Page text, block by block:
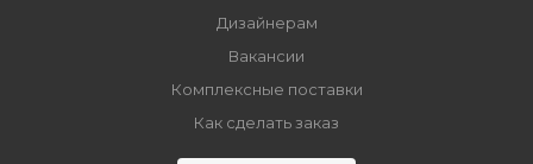
Дизайнерам
Вакансии
Комплексные поставки
Как сделать заказ